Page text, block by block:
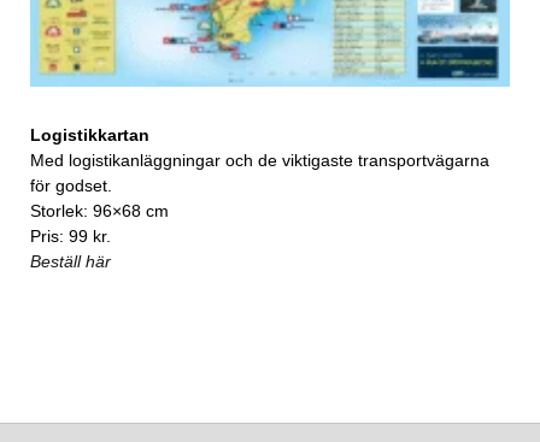
Logistikkartan
Med logistikanläggningar och de viktigaste transportvägarna
för godset.
Storlek: 96×68 cm
Pris: 99 kr.
Beställ här